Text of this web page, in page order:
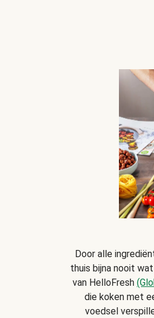
Door alle
thuis bijna nooit
van HelloFresh
die koken met
voedsel